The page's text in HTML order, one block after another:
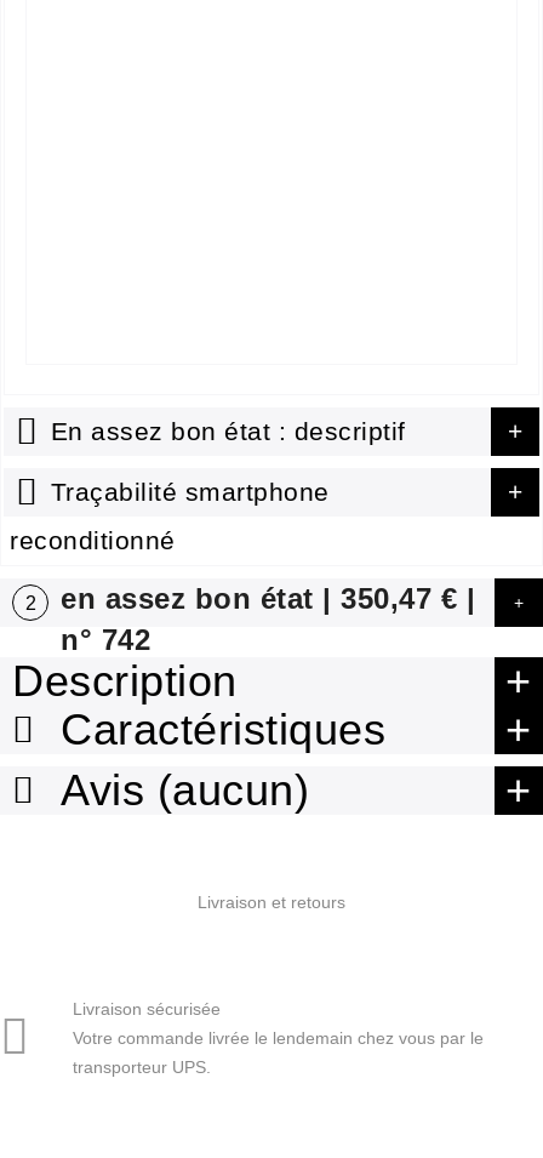
En assez bon état : descriptif
détailléTraçabilité smartphone
reconditionné
2
en assez bon état | 350,47 € |
n° 742
Description
Caractéristiques
Avis (aucun)
Livraison et retours
Livraison sécurisée
Votre commande livrée le lendemain chez vous par le
transporteur UPS.